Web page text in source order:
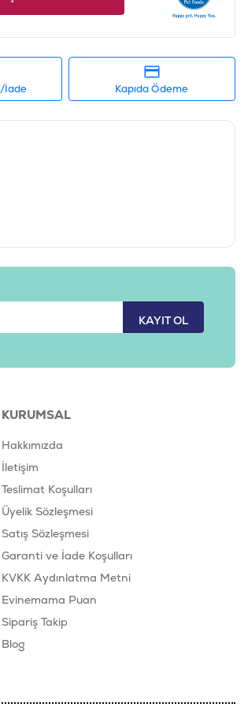
İade Kapıda Ödeme
KAYIT OL
KURUMSAL
Hakkımızda
İletişim
Teslimat Koşulları
Üyelik Sözleşmesi
Satış Sözleşmesi
Garanti ve İade Koşulları
KVKK Aydınlatma Metni
Evinemama Puan
Sipariş Takip
Blog